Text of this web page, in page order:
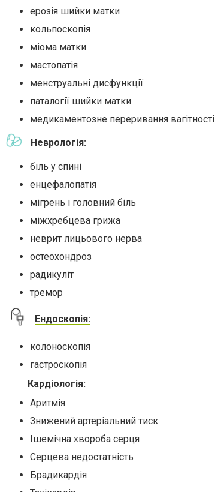
ерозія шийки матки
кольпоскопія
міома матки
мастопатія
менструальні дисфункції
паталогії шийки матки
медикаментозне переривання вагітності
Неврологія:
біль у спині
енцефалопатія
мігрень і головний біль
міжхребцева грижа
неврит лицьового нерва
остеохондроз
радикуліт
тремор
Ендоскопія:
колоноскопія
гастроскопія
Кардіологія:
Аритмія
Знижений артеріальний тиск
Ішемічна хвороба серця
Серцева недостатність
Брадикардія